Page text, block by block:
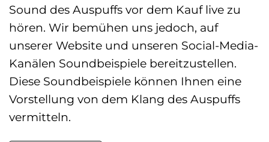
Sound des Auspuffs vor dem Kauf live zu
hören. Wir bemühen uns jedoch, auf
unserer Website und unseren Social-Media-
Kanälen Soundbeispiele bereitzustellen.
Diese Soundbeispiele können Ihnen eine
Vorstellung von dem Klang des Auspuffs
vermitteln.